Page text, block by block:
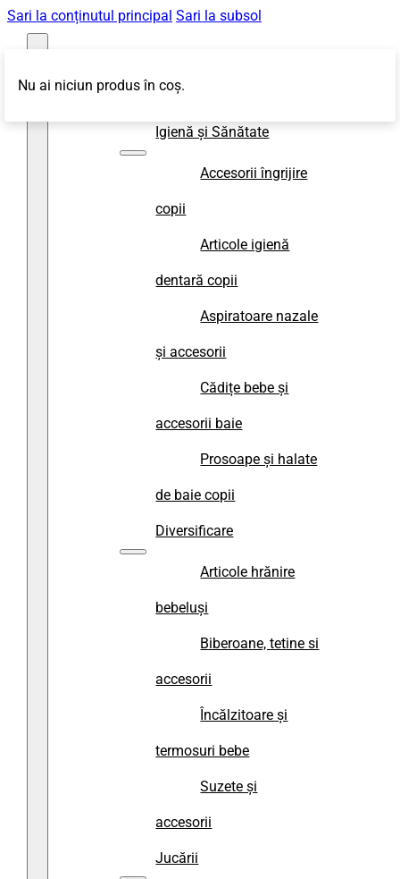
Sari la conținutul principal Sari la subsol
Igienă și Sănătate
Accesorii îngrijire
copii
Articole igienă
dentară copii
Aspiratoare nazale
și accesorii
Cădițe bebe și
accesorii baie
Prosoape și halate
de baie copii
Diversificare
Articole hrănire
bebeluși
Biberoane, tetine si
accesorii
Încălzitoare și
termosuri bebe
Suzete și
accesorii
Jucării
Nu ai niciun produs în coș.